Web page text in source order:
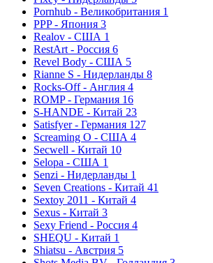
Pornhub - Великобритания 1
PPP - Япония 3
Realov - США 1
RestArt - Россия 6
Revel Body - США 5
Rianne S - Нидерланды 8
Rocks-Off - Англия 4
ROMP - Германия 16
S-HANDE - Китай 23
Satisfyer - Германия 127
Screaming O - США 4
Secwell - Китай 10
Selopa - США 1
Senzi - Нидерланды 1
Seven Creations - Китай 41
Sextoy 2011 - Китай 4
Sexus - Китай 3
Sexy Friend - Россия 4
SHEQU - Китай 1
Shiatsu - Австрия 5